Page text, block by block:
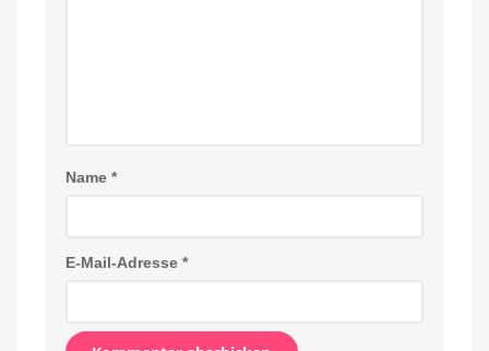
Name *
E-Mail-Adresse *